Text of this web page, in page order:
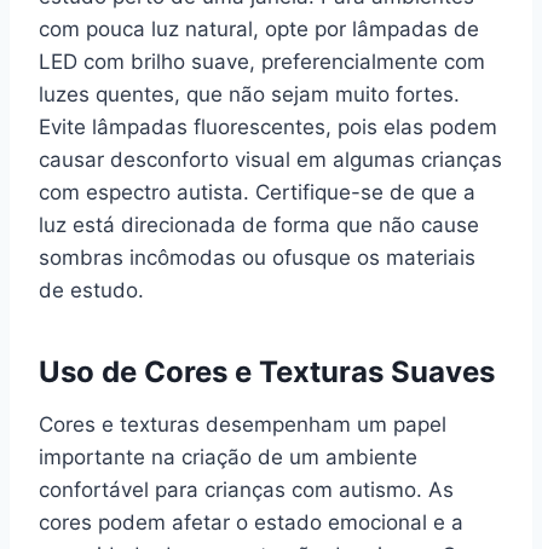
com pouca luz natural, opte por lâmpadas de
LED com brilho suave, preferencialmente com
luzes quentes, que não sejam muito fortes.
Evite lâmpadas fluorescentes, pois elas podem
causar desconforto visual em algumas crianças
com espectro autista. Certifique-se de que a
luz está direcionada de forma que não cause
sombras incômodas ou ofusque os materiais
de estudo.
Uso de Cores e Texturas Suaves
Cores e texturas desempenham um papel
importante na criação de um ambiente
confortável para crianças com autismo. As
cores podem afetar o estado emocional e a